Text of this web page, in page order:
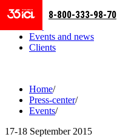
Business areas
Events and news
Clients
8-800-333-98-70
Home/
Press-center/
Events/
17-18 September 2015